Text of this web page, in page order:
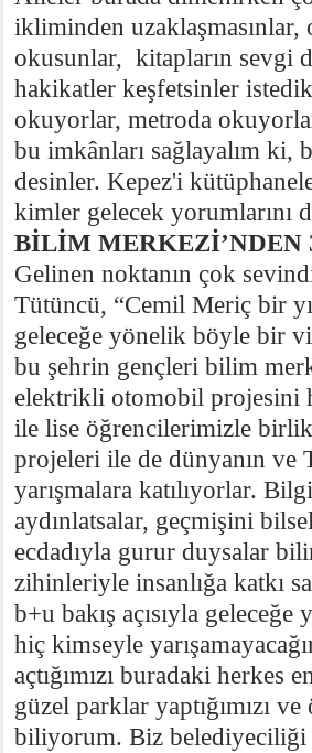
ikliminden
okusunlar, kitapların sevgi
hakikatler keşfetsinler
okuyorlar, metroda
bu imkânları sağlayalım
desinler. Kepez'i
kimler gelecek yorumlarını
BİLİM
Gelinen noktanın çok
Tütüncü, “Cemil Meriç bir
geleceğe yönelik böyle bir
bu şehrin gençleri bilim
elektrikli otomobil projesini
ile lise öğrencilerimizle
projeleri ile de dünyanın
yarışmalara katılıyorlar.
aydınlatsalar, geçmişini
ecdadıyla gurur duysalar
zihinleriyle insanlığa katkı
b+u bakış açısıyla
hiç kimseyle
açtığımızı buradaki
güzel parklar yaptığımızı ve
biliyorum. Biz belediyeciliği